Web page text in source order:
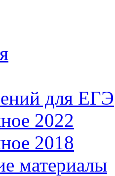
для ЕГЭ
2022
2018
материалы